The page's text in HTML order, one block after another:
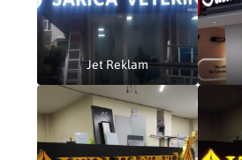
Jet Reklam